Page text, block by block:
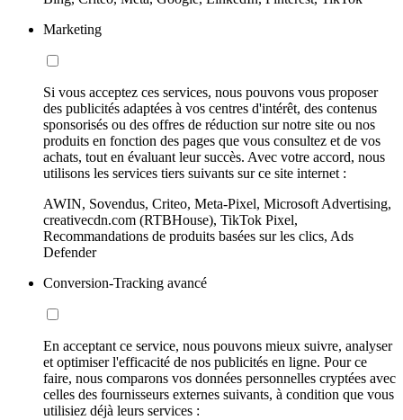
Marketing
Si vous acceptez ces services, nous pouvons vous proposer
des publicités adaptées à vos centres d'intérêt, des contenus
sponsorisés ou des offres de réduction sur notre site ou nos
produits en fonction des pages que vous consultez et de vos
achats, tout en évaluant leur succès. Avec votre accord, nous
utilisons les services tiers suivants sur ce site internet :
AWIN, Sovendus, Criteo, Meta-Pixel, Microsoft Advertising,
creativecdn.com (RTBHouse), TikTok Pixel,
Recommandations de produits basées sur les clics, Ads
Defender
Conversion-Tracking avancé
En acceptant ce service, nous pouvons mieux suivre, analyser
et optimiser l'efficacité de nos publicités en ligne. Pour ce
faire, nous comparons vos données personnelles cryptées avec
celles des fournisseurs externes suivants, à condition que vous
utilisiez déjà leurs services :